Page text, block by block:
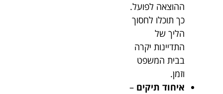
ההוצאה לפועל.
כך תוכלו לחסוך
הליך של
התדיינות יקרה
בבית המשפט
וזמן.
איחוד תיקים –